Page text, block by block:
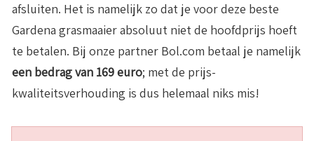
afsluiten. Het is namelijk zo dat je voor deze beste
Gardena grasmaaier absoluut niet de hoofdprijs hoeft
te betalen. Bij onze partner Bol.com betaal je namelijk
een bedrag van 169 euro; met de prijs-
kwaliteitsverhouding is dus helemaal niks mis!